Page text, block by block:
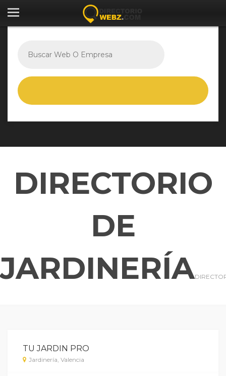
DIRECTORIO
DE
JARDINERÍA
TU JARDIN PRO
Jardinería, Valencia